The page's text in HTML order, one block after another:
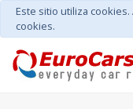
Este sitio utiliza
cookies.